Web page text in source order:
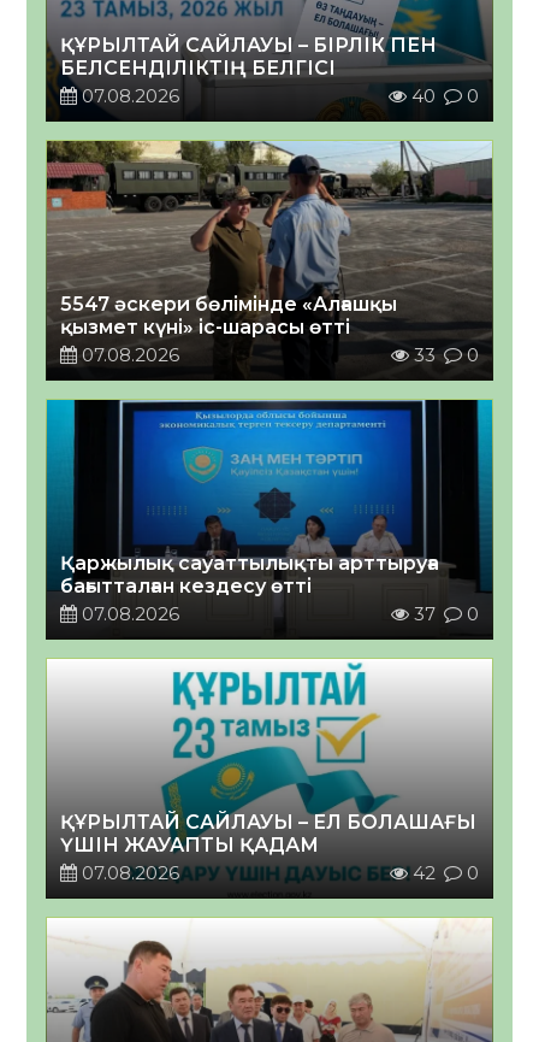
ҚҰРЫЛТАЙ САЙЛАУЫ – БІРЛІК ПЕН
БЕЛСЕНДІЛІКТІҢ БЕЛГІСІ
07.08.2026
40 0
5547 әскери бөлімінде «Алғашқы
қызмет күні» іс-шарасы өтті
07.08.2026
33 0
Қаржылық сауаттылықты арттыруға
бағытталған кездесу өтті
07.08.2026
37 0
ҚҰРЫЛТАЙ САЙЛАУЫ – ЕЛ БОЛАШАҒЫ
ҮШІН ЖАУАПТЫ ҚАДАМ
07.08.2026
42 0